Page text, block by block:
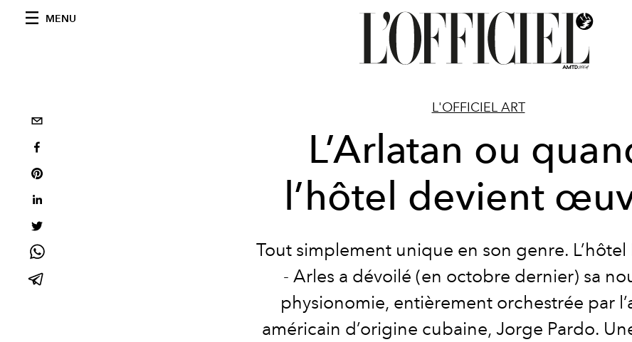
MENU
L'OFFICIEL ART
L’Arlatan ou
l’hôtel devient
Tout simplement unique en son genre. L’hôtel
- Arles a dévoilé (en octobre dernier) sa
physionomie, entièrement orchestrée par
américain d’origine cubaine, Jorge Pardo.